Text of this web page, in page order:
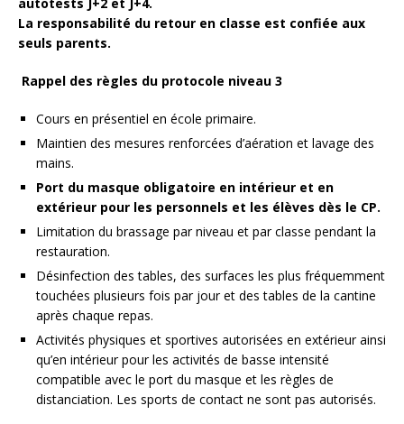
La responsabilité du retour en classe est confiée aux
seuls parents.
Rappel des règles du protocole niveau 3
Cours en présentiel en école primaire.
Maintien des mesures renforcées d’aération et lavage des
mains.
Port du masque obligatoire en intérieur et en
extérieur pour les personnels et les élèves dès le CP.
Limitation du brassage par niveau et par classe pendant la
restauration.
Désinfection des tables, des surfaces les plus fréquemment
touchées plusieurs fois par jour et des tables de la cantine
après chaque repas.
Activités physiques et sportives autorisées en extérieur ainsi
qu’en intérieur pour les activités de basse intensité
compatible avec le port du masque et les règles de
distanciation. Les sports de contact ne sont pas autorisés.